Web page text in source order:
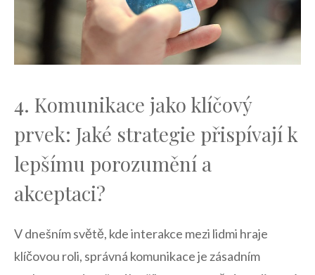
4. Komunikace jako klíčový
prvek: ⁢Jaké strategie přispívají k
lepšímu porozumění a
akceptaci?
V dnešním ⁢světě, kde interakce⁢ mezi lidmi hraje
klíčovou roli, správná komunikace je⁤ zásadním